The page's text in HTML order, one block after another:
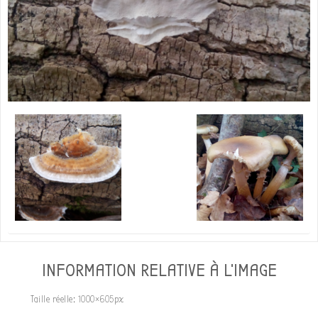
INFORMATION RELATIVE À L'IMAGE
Taille réelle: 1000×605px